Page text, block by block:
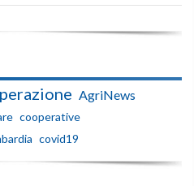
AgriNews
cooperative
covid19